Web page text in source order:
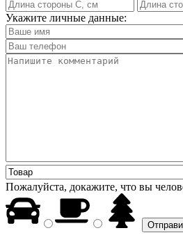
Укажите личные данные:
Пожалуйста, докажите, что вы